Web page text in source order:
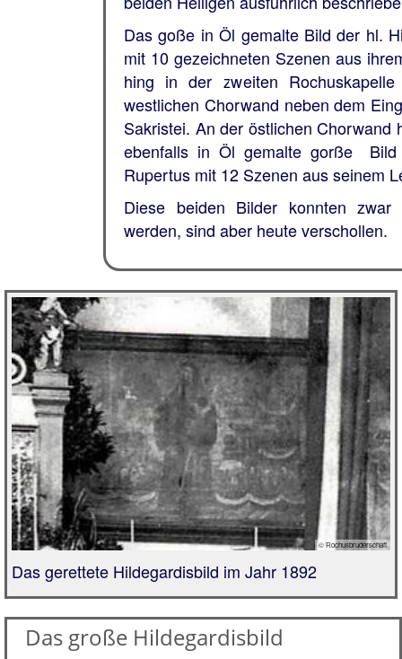
Das goße in Öl gemalte Bild der hl.
mit 10 gezeichneten Szenen aus
hing in der zweiten
westlichen Chorwand neben dem
Sakristei. An der östlichen Chorwand
ebenfalls in Öl gemalte gorße
Rupertus mit 12 Szenen aus seinem
Diese beiden Bilder konnten zwar
werden, sind aber heute verschollen.
© Rochusbruderschaft
Das gerettete Hildegardisbild im Jahr 1892
Das große Hildegardisbild